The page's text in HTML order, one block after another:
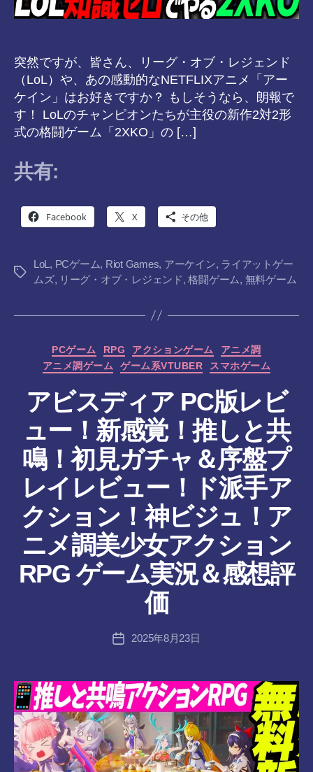
突然ですが、皆さん、リーグ・オブ・レジェンド
（LoL）や、あの感動的なNETFLIXアニメ「アー
ケイン」はお好きですか？ もしそうなら、朗報で
す！ LoLのチャンピオンたちが主役の新作2対2形
式の格闘ゲーム「2XKO」の […]
共有:
Facebook X その他
タ
LoL , PCゲーム, Riot Games, アーケイン, ライアットゲー
ムズ, リーグ・オブ・レジェンド,格闘ゲーム, 無料ゲーム
カ
テ
ゴ
リ
ー
PCゲーム RPG アクションゲーム
アニメ調
アニメ調ゲーム
ゲーム系VTUBER スマホゲーム
アビスディア PC版レビ
ュー！新感覚！推しと共
鳴！初見ガチャ＆序盤プ
レイレビュー！ド派手ア
クション！神ビジュ！ア
ニメ調美少女アクション
RPG ゲーム実況＆感想評
価
投
稿
作
成
a
8-
vr
投
2025年8月23日